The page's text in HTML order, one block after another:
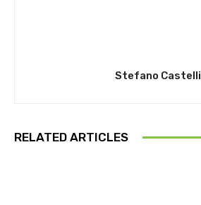
Stefano Castelli
RELATED ARTICLES